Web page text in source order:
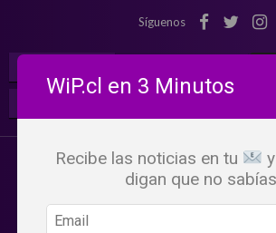
Síguenos
WiP.cl en 3 Minutos
Recibe las noticias en tu
digan que no